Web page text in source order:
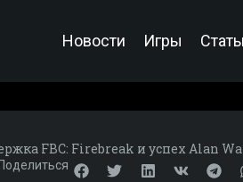
Новости Игры
FBC: Firebreak и успех Alan
Поделиться